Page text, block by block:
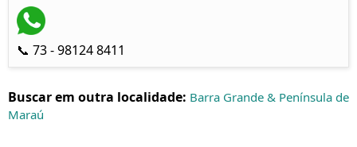
📞 73 - 98124 8411
Buscar em outra localidade: Barra Grande & Península de
Maraú